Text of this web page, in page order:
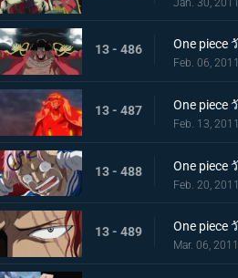
13 - 486
Feb. 06, 2011
13 - 487
Feb. 13, 2011
13 - 488
Feb. 20, 2011
13 - 489
Mar. 06, 2011